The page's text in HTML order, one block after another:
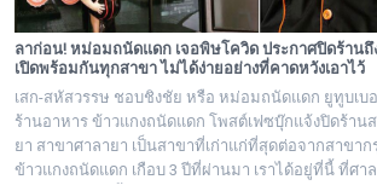
ลาก่อน! หม่อมถนัดแดก เจอพิษโควิด ประกาศปิดร้านถึ
เปิดพร้อมกันทุกสาขา ไม่ได้ง่ายอย่างที่คาดหวังเอาไว้
เสก-สหัสวรรษ ชอบชิงชัย หรือ หม่อมถนัดแดก ยูทูบเบ
ร้านอาหาร ข้าวแกงถนัดแดก โพสต์เฟซบุ๊กแจ้งปิดร้าน
ยา สาขาศาลายา เป็นสาขาที่เก่าแก่ที่สุดต่อจากสาขา
ข้าวแกงถนัดแดก เกือบ 3 ปีที่ผ่านมา เราได้อยู่ที่นี้ ที่ศา